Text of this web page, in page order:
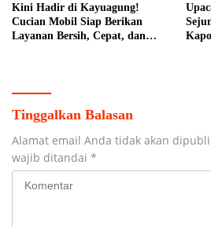
Kini Hadir di Kayuagung!
Cucian Mobil Siap Berikan
Layanan Bersih, Cepat, dan
Tinggalkan Balasan
Alamat email Anda tidak akan
wajib ditandai *